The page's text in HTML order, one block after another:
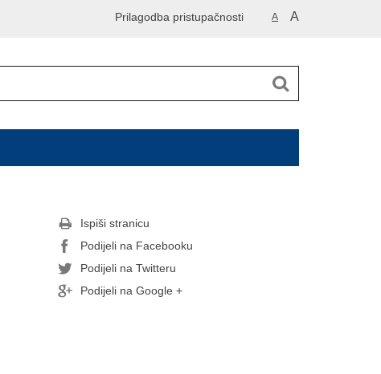
A A
Prilagodba pristupačnosti
Ispiši stranicu
Podijeli na Facebooku
Podijeli na Twitteru
Podijeli na Google +